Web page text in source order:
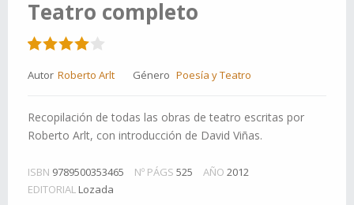
Teatro completo
Autor Roberto Arlt Género Poesía y Teatro
Recopilación de todas las obras de teatro escritas por
Roberto Arlt, con introducción de David Viñas.
ISBN 9789500353465 Nº PÁGS 525 AÑO 2012
EDITORIAL Lozada